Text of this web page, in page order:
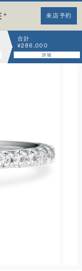
来店予約
合計
¥286,000
詳細